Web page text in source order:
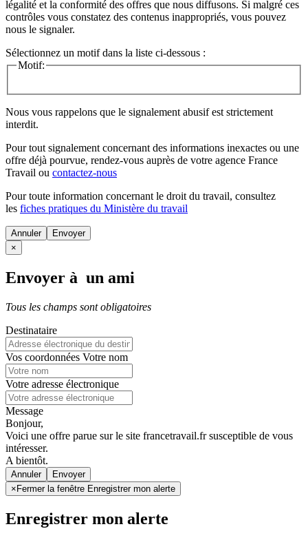
légalité et la conformité des offres que nous diffusons. Si malgré ces
contrôles vous constatez des contenus inappropriés, vous pouvez
nous le signaler.
Sélectionnez un motif dans la liste ci-dessous :
Motif:
Nous vous rappelons que le signalement abusif est strictement
interdit.
Pour tout signalement concernant des informations inexactes ou une
offre déjà pourvue, rendez-vous auprès de votre agence France
Travail ou contactez-nous
Pour toute information concernant le droit du travail, consultez
les fiches pratiques du Ministère du travail
Annuler
×
Envoyer à un ami
Tous les champs sont obligatoires
Destinataire
Vos coordonnées Votre nom
Votre adresse électronique
Message
Bonjour,
Voici une offre parue sur le site francetravail.fr susceptible de vous
intéresser.
A bientôt.
Annuler
× Fermer la fenêtre Enregistrer mon alerte
Enregistrer mon alerte